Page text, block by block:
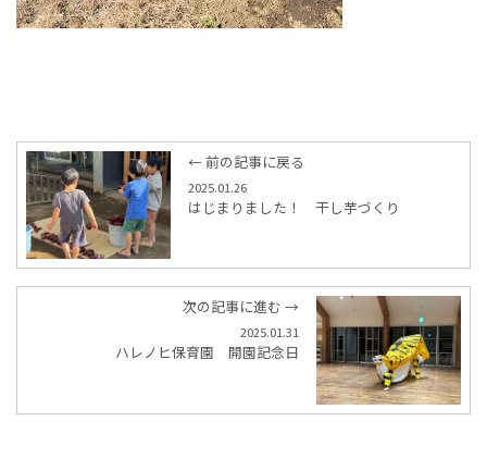
← 前の記事に戻る
2025.01.26
はじまりました！ 干し芋づくり
次の記事に進む →
2025.01.31
ハレノヒ保育園 開園記念日